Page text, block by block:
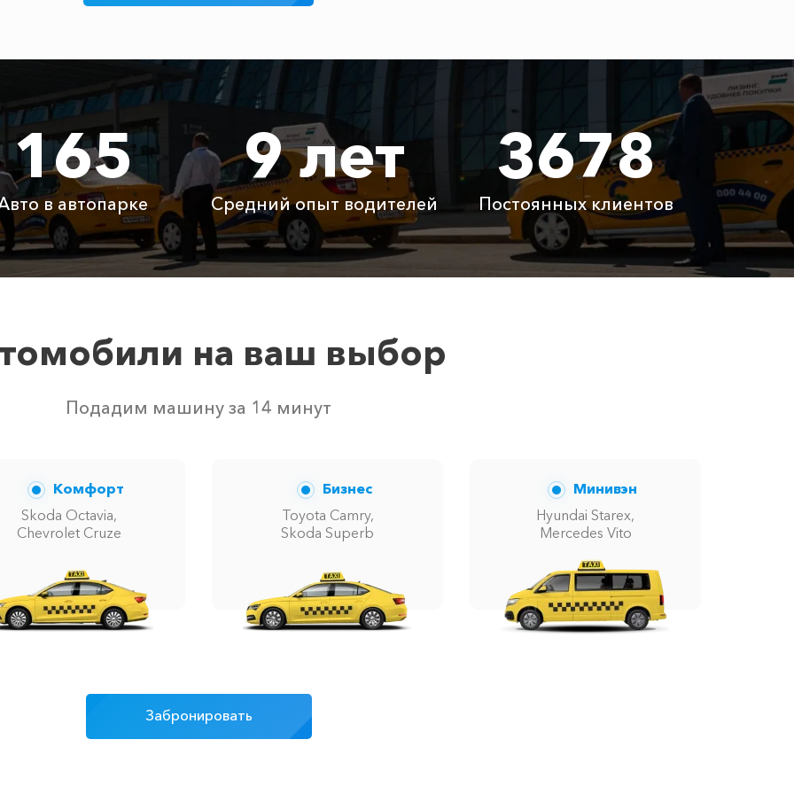
3220 ₽
2300 ₽ 4600 ₽ 6900 ₽ 9200 ₽
2130 ₽ 4260 ₽ 6390 ₽ 8520 ₽
915 ₽ 1830 ₽ 2745 ₽
2115 ₽ 4230 ₽
2135 ₽
1965 ₽ 5895 ₽ 7860 ₽
1280 ₽
165
в автопарке
9 лет
Средний опыт водителей
3678
Постоянных клиентов
на ваш выбор
Подадим машину за 14 минут
Комфорт
Skoda Octavia,
Chevrolet Cruze
Бизнес
Toyota Camry,
Skoda Superb
Минивэн
Hyundai Starex,
Mercedes Vito
Забронировать